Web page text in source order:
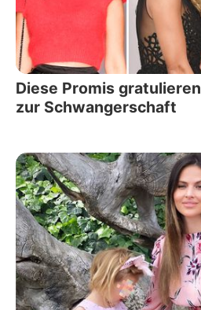
Diese Promis
zur Schwangerschaft